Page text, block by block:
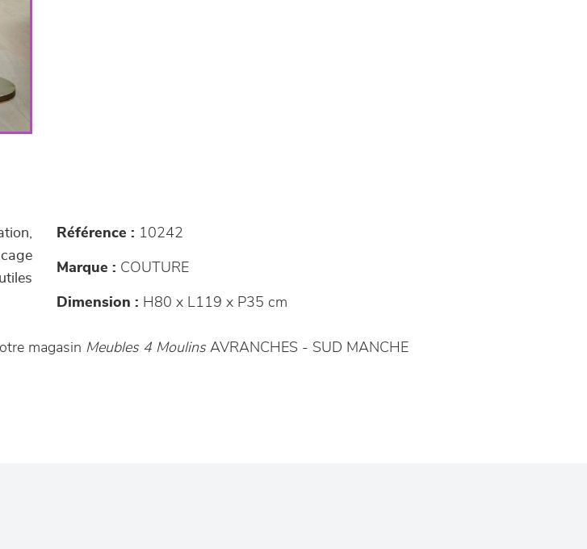
Référence : 10242
Marque : COUTURE
Dimension : H80 x L119 x P35 cm
magasin Meubles 4 MoulinsAVRANCHES - SUD MANCHE